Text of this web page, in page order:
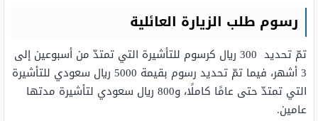
رسوم طلب الزيارة العائلية
تمّ تحديد 300 ريال كرسوم للتأشيرة التي تمتدّ من أسبوعين إلى
3 أشهر، فيما تمّ تحديد رسوم بقيمة 5000 ريال سعودي للتأشيرة
التي تمتدّ حتى عامًا كاملًا، و800 ريال سعودي لتأشيرة مدتها
عامين.